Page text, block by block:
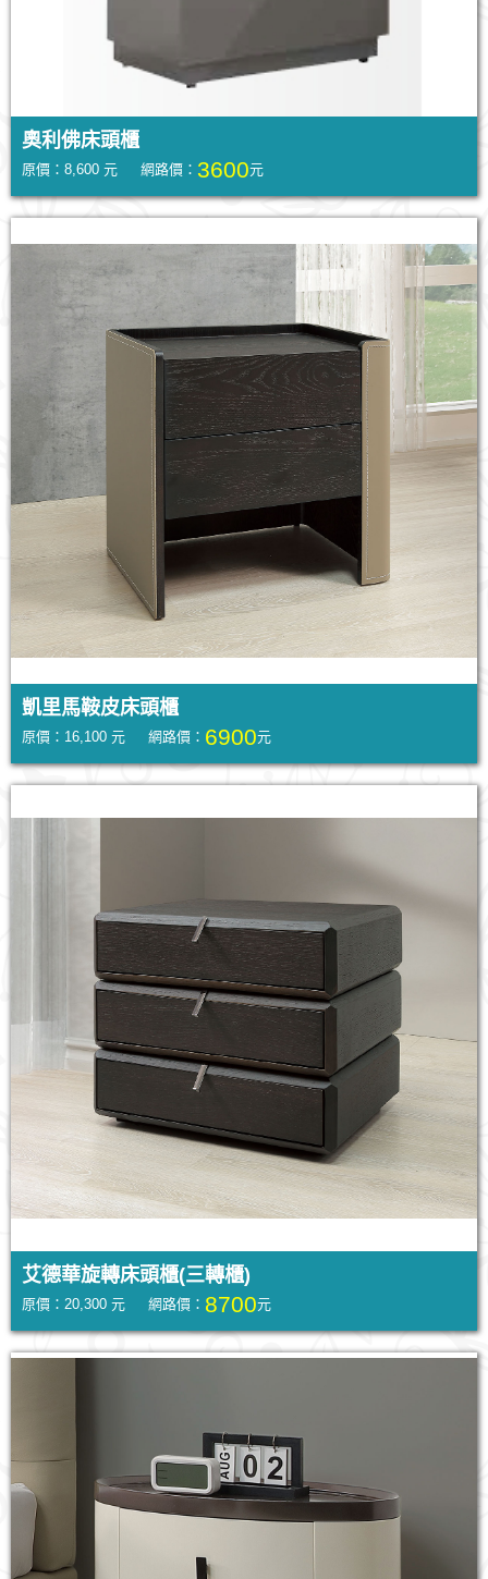
奧利佛床頭櫃
原價：8,600 元 網路價： 3600元
凱里馬鞍皮床頭櫃
原價：16,100 元 網路價： 6900元
艾德華旋轉床頭櫃(三轉櫃)
原價：20,300 元 網路價： 8700元